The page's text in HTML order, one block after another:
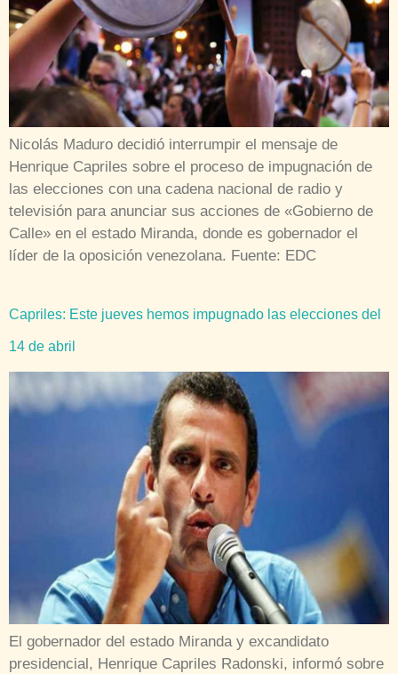
Nicolás Maduro decidió interrumpir el mensaje de
Henrique Capriles sobre el proceso de impugnación de
las elecciones con una cadena nacional de radio y
televisión para anunciar sus acciones de «Gobierno de
Calle» en el estado Miranda, donde es gobernador el
líder de la oposición venezolana. Fuente: EDC
Capriles: Este jueves hemos impugnado las elecciones del
14 de abril
El gobernador del estado Miranda y excandidato
presidencial, Henrique Capriles Radonski, informó sobre